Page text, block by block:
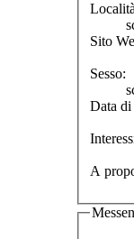
Sito
Sesso:
Data di
A